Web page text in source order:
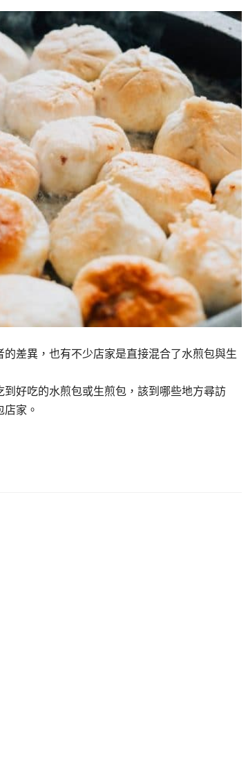
差異，也有不少店家是直接混合了水煎包與生
好吃的水煎包或生煎包，該到哪些地方尋訪
家。